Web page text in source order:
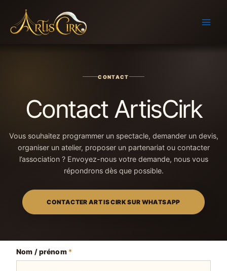
contenu
CONTACT
Contact ArtisCirk
Vous souhaitez programmer un spectacle, demander un devis,
organiser un atelier, proposer un partenariat ou contacter
l’association ? Envoyez-nous votre demande, nous vous
répondrons dès que possible.
CONTACTER ART IS CIRK SUR WHATSAPP
Nom / prénom *